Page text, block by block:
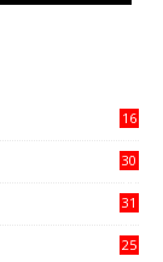
16
30
31
25